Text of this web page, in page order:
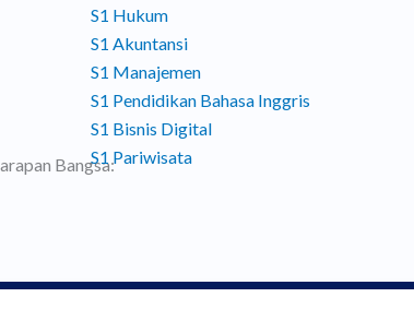
S1 Hukum
S1 Akuntansi
S1 Manajemen
S1 Pendidikan Bahasa Inggris
S1 Bisnis Digital
S1 Pariwisata
Bangsa: